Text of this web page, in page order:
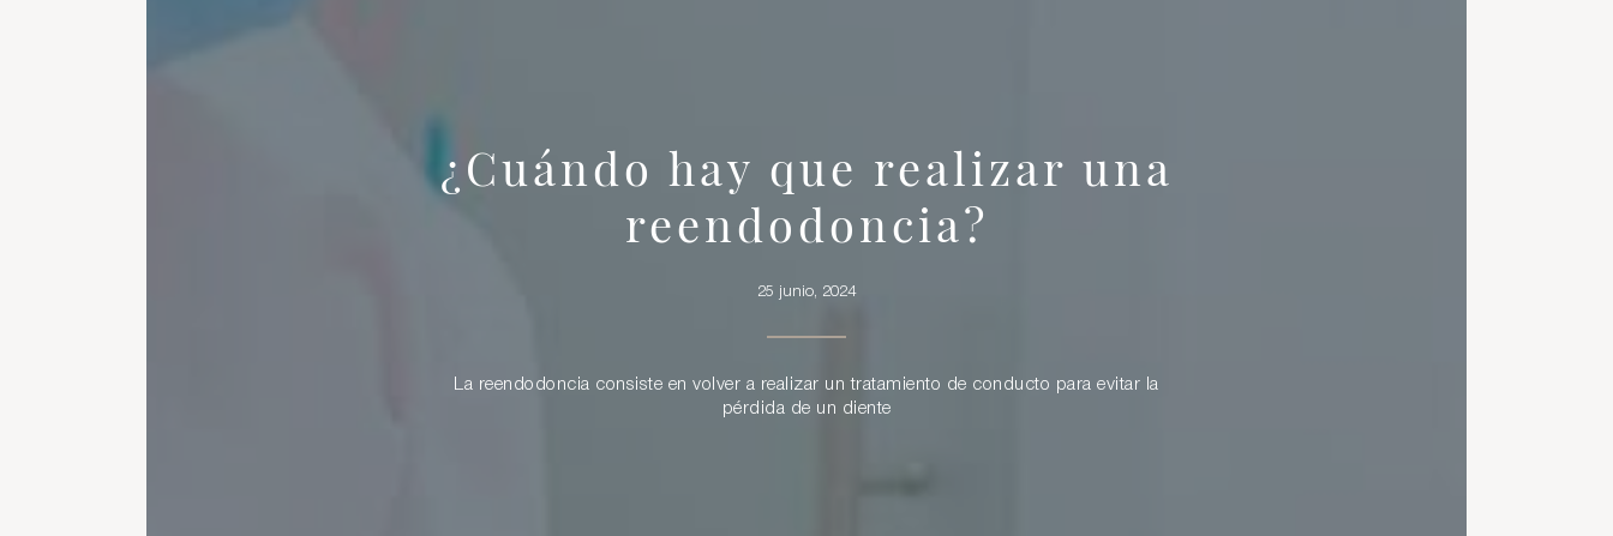
¿Cuándo hay que realizar una
reendodoncia?
25 junio, 2024
La reendodoncia consiste en volver a realizar un tratamiento de conducto para evitar la
pérdida de un diente